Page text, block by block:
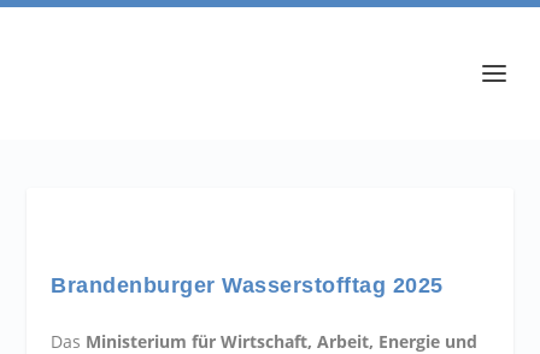
Brandenburger Wasserstofftag 2025
Das Ministerium für Wirtschaft, Arbeit, Energie und